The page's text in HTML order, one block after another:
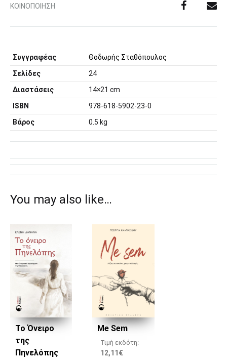
ΚΟΙΝΟΠΟΊΗΣΗ
Συγγραφέας
Θοδωρής Σταθόπουλος
Σελίδες
24
Διαστάσεις
14×21 cm
ISBN
978-618-5902-23-0
Βάρος
0.5 kg
You may also like…
Το Όνειρο
της
Πηνελόπης
Me Sem
Τιμή εκδότη:
12,11€